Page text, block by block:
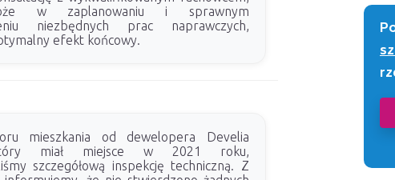
w zaplanowaniu i sprawnym
niezbędnych prac naprawczych,
efekt końcowy.
mieszkania od dewelopera Develia
miał miejsce w 2021 roku,
szczegółową inspekcję techniczną. Z